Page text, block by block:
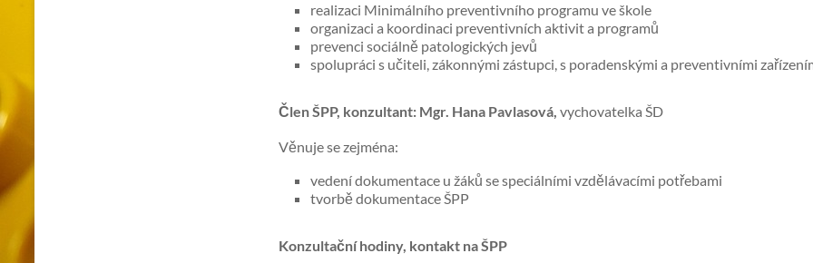
realizaci Minimálního preventivního programu ve škole
organizaci a koordinaci preventivních aktivit a programů
prevenci sociálně patologických jevů
spolupráci s učiteli, zákonnými zástupci, s poradenskými a preventivními
Člen ŠPP, konzultant: Mgr. Hana Pavlasová, vychovatelka ŠD
Věnuje se zejména:
vedení dokumentace u žáků se speciálními vzdělávacími potřebami
tvorbě dokumentace ŠPP
Konzultační hodiny, kontakt na ŠPP